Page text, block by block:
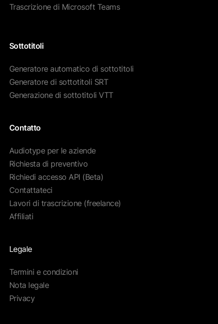
Trascrizione di Microsoft Teams
Sottotitoli
Generatore automatico di sottotitoli
Generatore di sottotitoli SRT
Generazione di sottotitoli VTT
Contatto
Audiotype per le aziende
Richiesta di preventivo
Richiedi accesso API (Beta)
Contattateci
Lavori di trascrizione (freelance)
Affiliati
Legale
Termini e condizioni
Nota legale
Privacy